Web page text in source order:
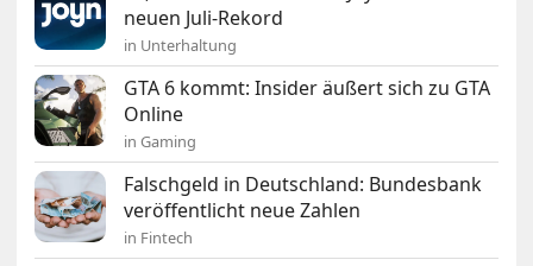
neuen Juli-Rekord
in Unterhaltung
GTA 6 kommt: Insider äußert sich zu GTA
Online
in Gaming
Falschgeld in Deutschland: Bundesbank
veröffentlicht neue Zahlen
in Fintech